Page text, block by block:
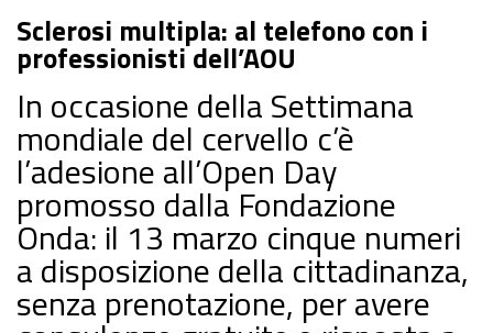
Sclerosi multipla: al telefono con i
professionisti dell’AOU
In occasione della Settimana
mondiale del cervello c’è
l’adesione all’Open Day
promosso dalla Fondazione
Onda: il 13 marzo cinque numeri
a disposizione della cittadinanza,
senza prenotazione, per avere